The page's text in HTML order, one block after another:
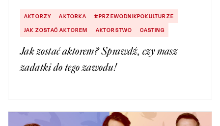
AKTORZY AKTORKA
#PRZEWODNIKPOKULTURZE
JAK ZOSTAĆ AKTOREM
AKTORSTWO CASTING
Jak zostać aktorem? Sprawdź, czy masz
zadatki do tego zawodu!